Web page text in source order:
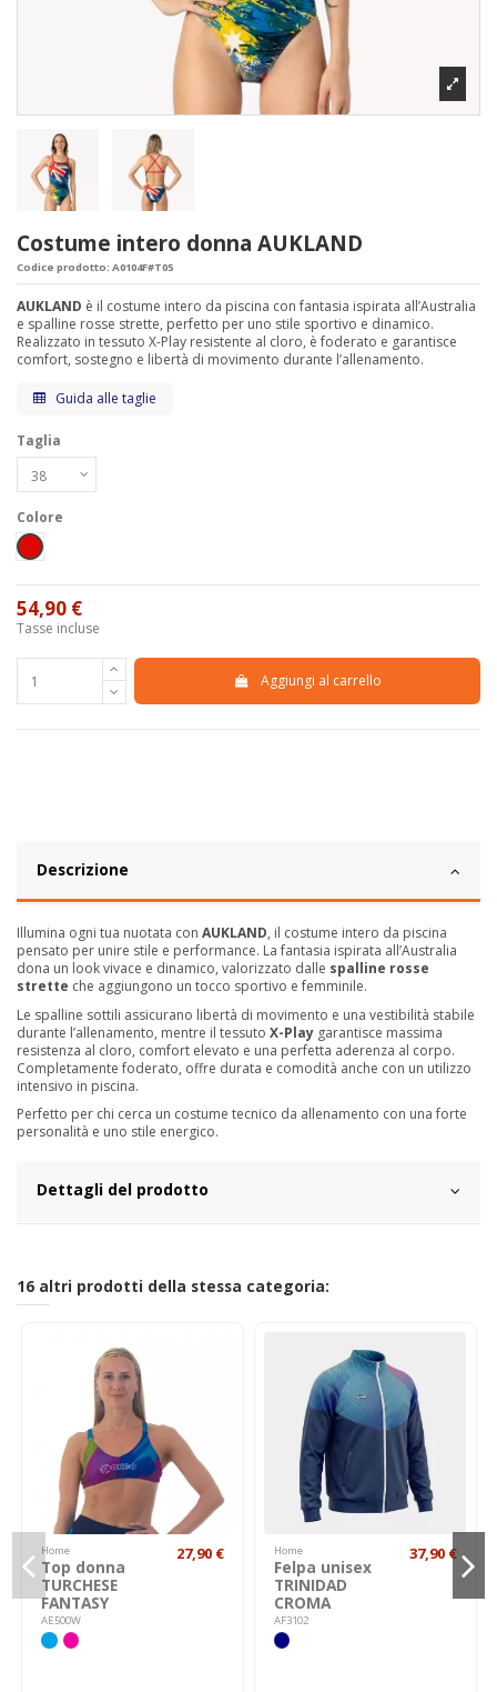
Costume intero donna AUKLAND
Codice prodotto: A0104F#T05
AUKLAND è il costume intero da piscina con fantasia ispirata all’Australia
e spalline rosse strette, perfetto per uno stile sportivo e dinamico.
Realizzato in tessuto X-Play resistente al cloro, è foderato e garantisce
comfort, sostegno e libertà di movimento durante l’allenamento.
Guida alle taglie
Taglia
Colore
Rosso
54,90 €
Tasse incluse
Aggiungi al carrello
Descrizione
Illumina ogni tua nuotata con AUKLAND, il costume intero da piscina
pensato per unire stile e performance. La fantasia ispirata all’Australia
dona un look vivace e dinamico, valorizzato dalle spalline rosse
strette che aggiungono un tocco sportivo e femminile.
Le spalline sottili assicurano libertà di movimento e una vestibilità stabile
durante l’allenamento, mentre il tessuto X-Play garantisce massima
resistenza al cloro, comfort elevato e una perfetta aderenza al corpo.
Completamente foderato, offre durata e comodità anche con un utilizzo
intensivo in piscina.
Perfetto per chi cerca un costume tecnico da allenamento con una forte
personalità e uno stile energico.
Dettagli del prodotto
16 altri prodotti della stessa categoria:
Home
Top donna
TURCHESE
FANTASY
AE500W
27,90 € Home
Felpa unisex
TRINIDAD
CROMA
AF3102
37,90 €